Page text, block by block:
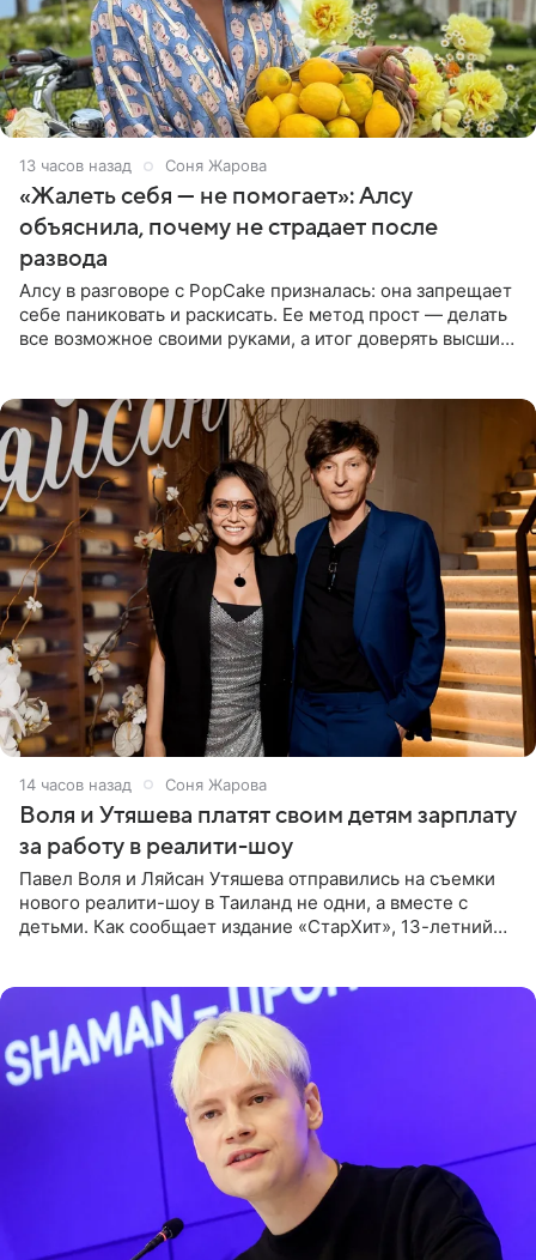
13 часов назад Соня Жарова
«Жалеть себя — не помогает»: Алсу
объяснила, почему не страдает после
развода
Алсу в разговоре с PopCake призналась: она запрещает
себе паниковать и раскисать. Ее метод прост — делать
все возможное своими руками, а итог доверять высшим
14 часов назад Соня Жарова
Воля и Утяшева платят своим детям зарплату
за работу в реалити-шоу
Павел Воля и Ляйсан Утяшева отправились на съемки
нового реалити-шоу в Таиланд не одни, а вместе с
детьми. Как сообщает издание «СтарХит», 13-летний